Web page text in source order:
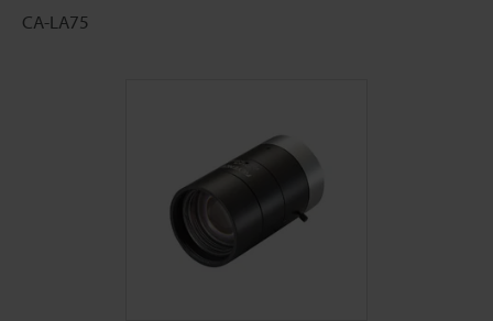
CA-LA75